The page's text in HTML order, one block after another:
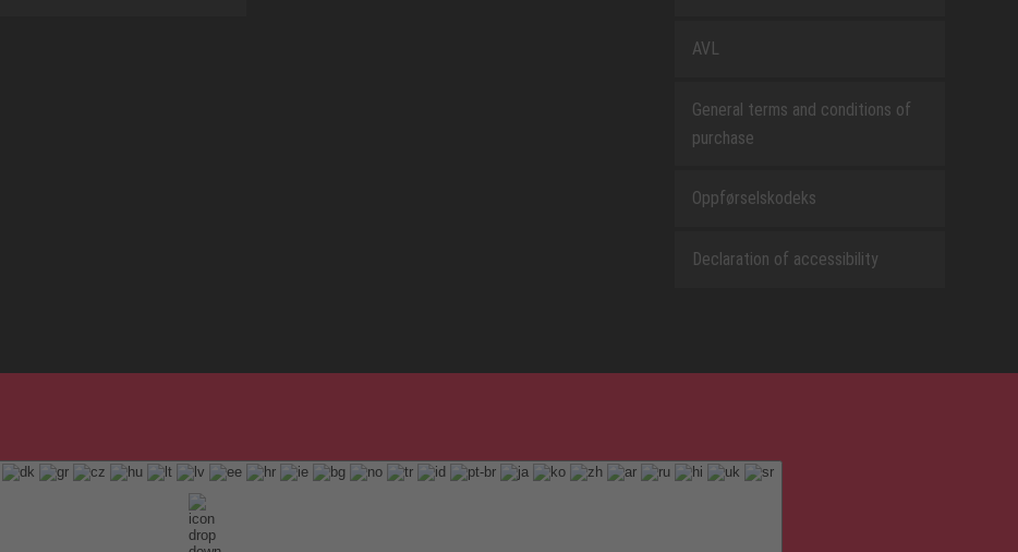
AVL
General terms and conditions of
purchase
Oppførselskodeks
Declaration of accessibility